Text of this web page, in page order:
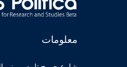
معلومات